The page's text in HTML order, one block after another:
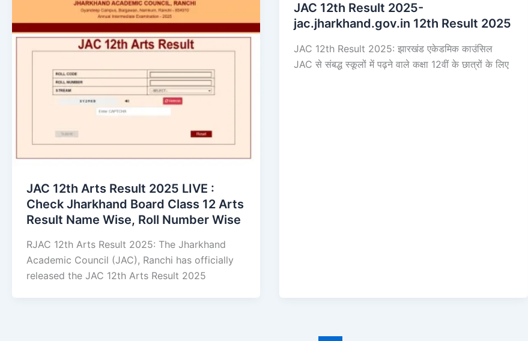
JAC 12th Arts Result 2025 LIVE :
Check Jharkhand Board Class 12 Arts
Result Name Wise, Roll Number Wise
RJAC 12th Arts Result 2025: The Jharkhand
Academic Council (JAC), Ranchi has officially
released the JAC 12th Arts Result 2025
JAC 12th Result 2025-
jac.jharkhand.gov.in 12th Result 2025
JAC 12th Result 2025: झारखंड एकेडमिक काउंसिल
JAC से संबद्ध स्कूलों में पढ़ने वाले कक्षा 12वीं के छात्रों के लिए